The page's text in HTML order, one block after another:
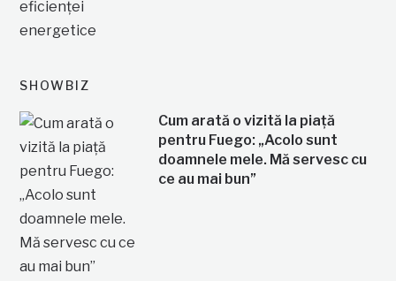
SHOWBIZ
Cum arată o vizită la piață
pentru Fuego: „Acolo sunt
doamnele mele. Mă servesc cu
ce au mai bun”